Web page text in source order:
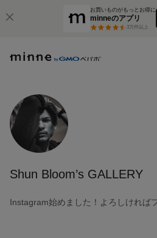
お買いものがもっとお得に
minneのアプリ
3万件以上
Shun Bloom’s GALLERY
Instagram始めました！よろしければ